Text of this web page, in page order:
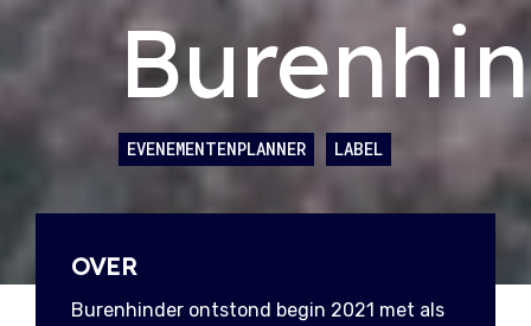
EVENEMENTENPLANNER LABEL
OVER
Burenhinder ontstond begin 2021 met als